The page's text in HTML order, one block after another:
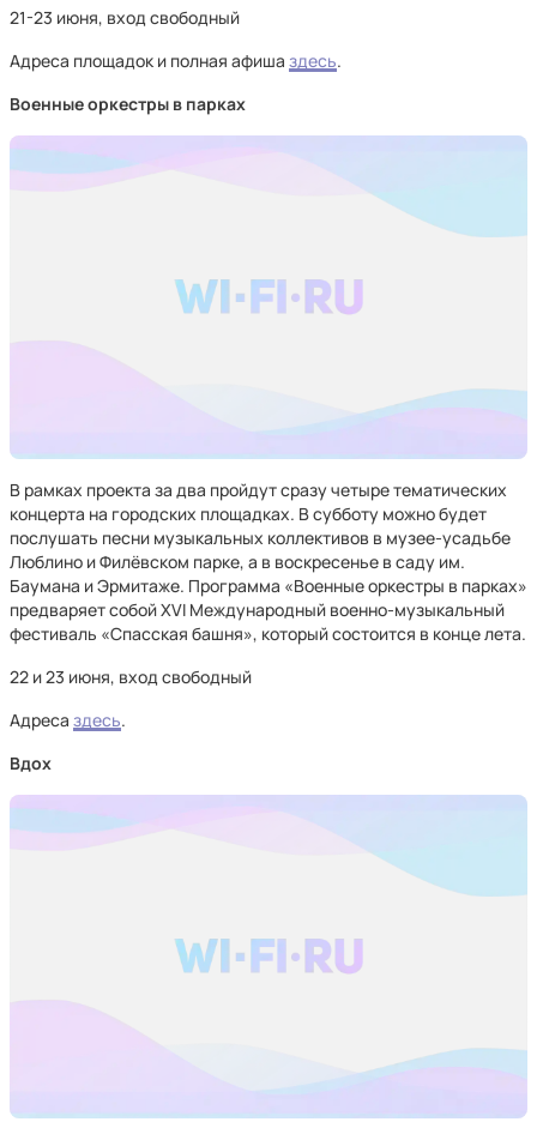
21-23 июня, вход свободный
Адреса площадок и полная афиша здесь.
Военные оркестры в парках
В рамках проекта за два пройдут сразу четыре тематических
концерта на городских площадках. В субботу можно будет
послушать песни музыкальных коллективов в музее-усадьбе
Люблино и Филёвском парке, а в воскресенье в саду им.
Баумана и Эрмитаже. Программа «Военные оркестры в парках»
предваряет собой XVI Международный военно-музыкальный
фестиваль «Спасская башня», который состоится в конце лета.
22 и 23 июня, вход свободный
Адреса здесь.
Вдох